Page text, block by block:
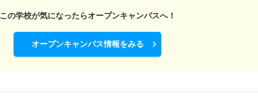
この学校が気になったらオープンキャンパスへ！
オープンキャンパス情報をみる